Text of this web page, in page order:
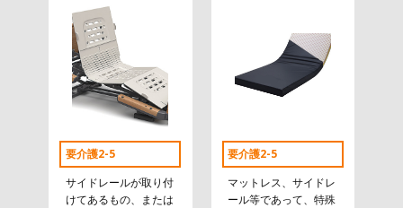
要介護2-5
サイドレールが取り付
けてあるもの、または
要介護2-5
マットレス、サイドレ
ール等であって、特殊